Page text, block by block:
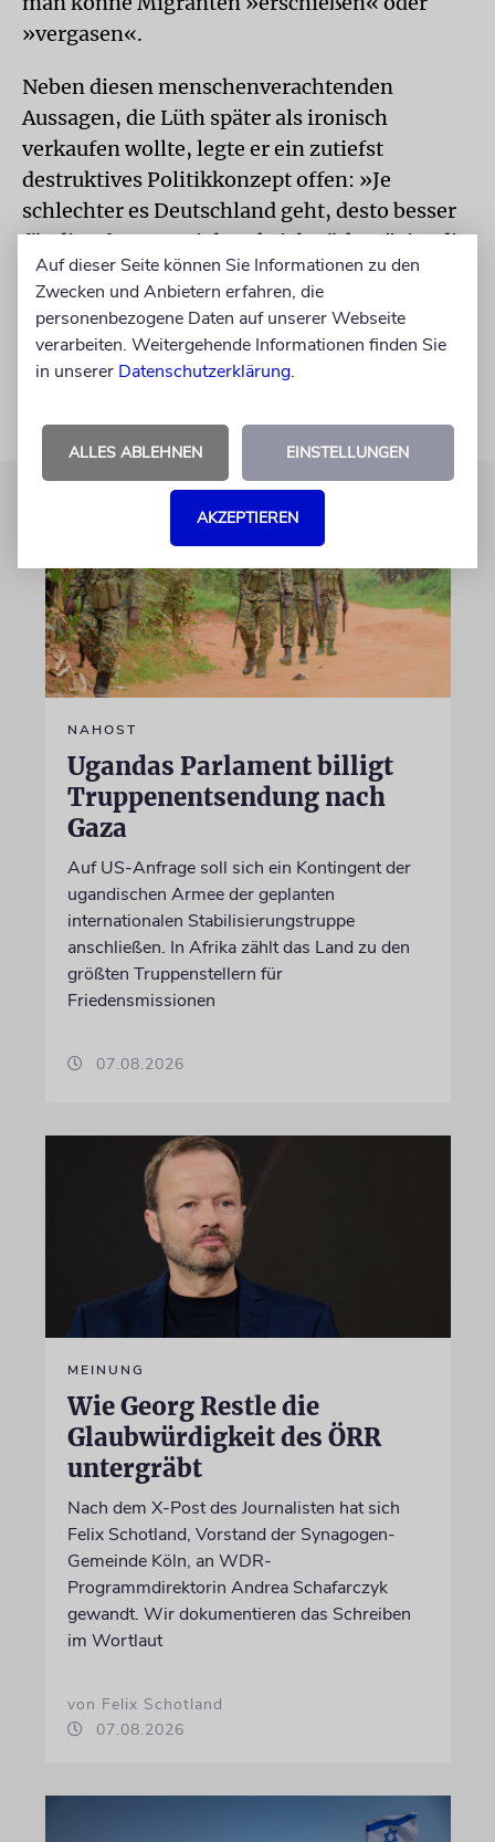
»vergasen«.
Neben diesen menschenverachtenden
Aussagen, die Lüth später als ironisch
verkaufen wollte, legte er ein zutiefst
destruktives Politikkonzept offen: »Je
schlechter es Deutschland geht, desto besser
für die AfD.« Damit beschrieb Lüth präzise die
wohl einzige Option, mit der sich die Partei
aus der strategischen Sackgasse befreien will,
in die sie sich selbst manövriert hat.
NAHOST
Ugandas Parlament billigt
Truppenentsendung nach
Gaza
Auf US-Anfrage soll sich ein Kontingent der
ugandischen Armee der geplanten
internationalen Stabilisierungstruppe
anschließen. In Afrika zählt das Land zu den
größten Truppenstellern für
Friedensmissionen
07.08.2026
MEINUNG
Wie Georg Restle die
Glaubwürdigkeit des ÖRR
untergräbt
Nach dem X-Post des Journalisten hat sich
Felix Schotland, Vorstand der Synagogen-
Gemeinde Köln, an WDR-
Programmdirektorin Andrea Schafarczyk
gewandt. Wir dokumentieren das Schreiben
im Wortlaut
von Felix Schotland
07.08.2026
Auf dieser Seite können Sie Informationen zu den
Zwecken und Anbietern erfahren, die
personenbezogene Daten auf unserer Webseite
verarbeiten. Weitergehende Informationen finden Sie
in unserer Datenschutzerklärung.
ALLES ABLEHNEN EINSTELLUNGEN
AKZEPTIEREN